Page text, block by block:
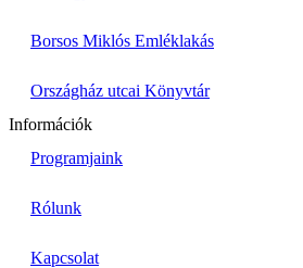
Borsos Miklós Emléklakás
Országház utcai Könyvtár
Információk
Programjaink
Rólunk
Kapcsolat